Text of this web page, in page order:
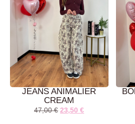
JEANS ANIMALIER
CREAM
47,00€ 23,50€